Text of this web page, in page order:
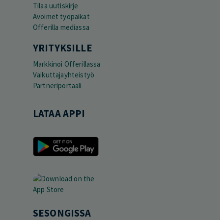
Tilaa uutiskirje
Avoimet työpaikat
Offerilla mediassa
YRITYKSILLE
Markkinoi Offerillassa
Vaikuttajayhteistyö
Partneriportaali
LATAA APPI
SESONGISSA